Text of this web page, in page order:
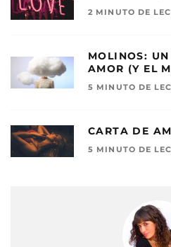
2 MINUTO DE
MOLINOS:
AMOR (Y EL
5 MINUTO DE
CARTA DE
5 MINUTO DE